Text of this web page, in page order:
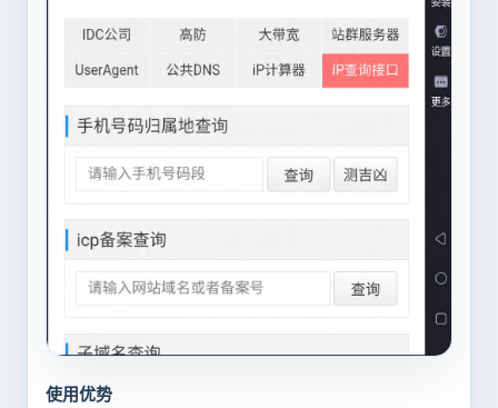
使用优势